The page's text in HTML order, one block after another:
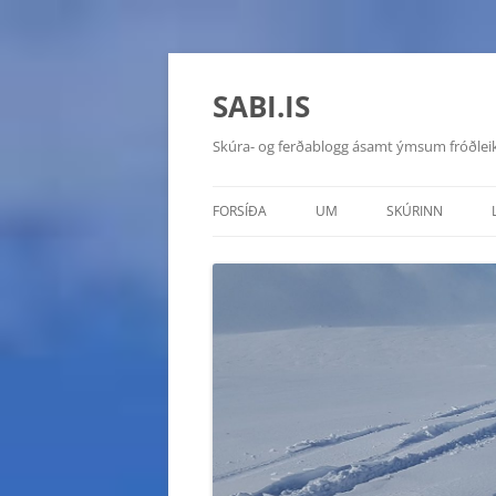
SABI.IS
Skúra- og ferðablogg ásamt ýmsum
FORSÍÐA UM SKÚRINN
SUZUKI VITARA